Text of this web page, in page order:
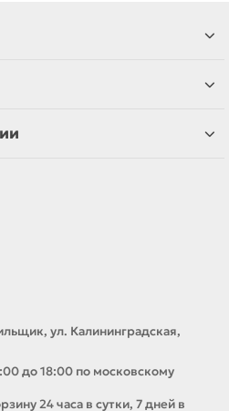
ул. Калининградская,
до 18:00 по московскому
24 часа в сутки, 7 дней в